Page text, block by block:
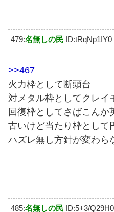
479:名無しの民 ID:tRqNp1IY0
>>467
火力枠として断頭台
対メタル枠としてクレイ
回復枠としてさばこんか
古いけど当たり枠として
ハズレ無し方針が変わら
485:名無しの民 ID:5+3/Q29H0